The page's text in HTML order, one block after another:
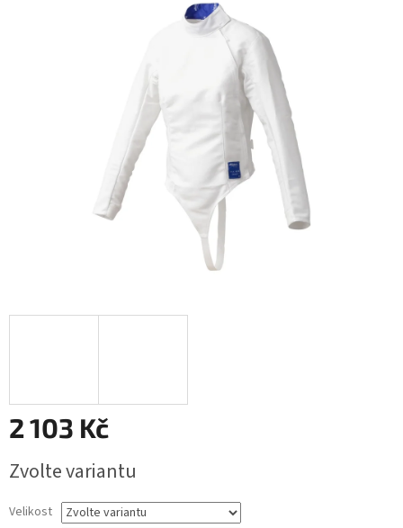
2 103 Kč
cena:
Zvolte variantu
Velikost